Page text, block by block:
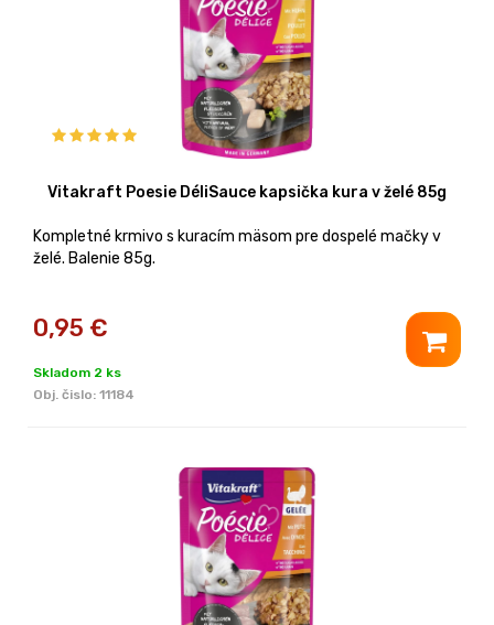
Vitakraft Poesie DéliSauce kapsička kura v želé 85g
Kompletné krmivo s kuracím mäsom pre dospelé mačky v
želé. Balenie 85g.
0,95 €
Skladom 2 ks
Obj. čislo: 11184